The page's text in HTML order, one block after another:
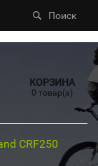
Поиск
КОРЗИНА
0 товар(а)
CRF250